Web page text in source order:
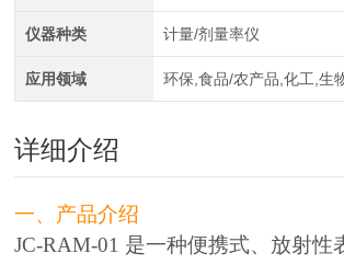
仪器种类 计量/剂量率仪
应用领域 环保,食品/农产品,化工,生
详细介绍
一、产品介绍
JC-RAM-01 是一种便携式、放射性